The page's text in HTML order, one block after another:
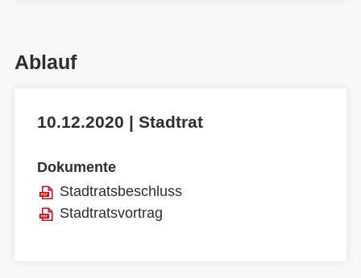
Ablauf
10.12.2020 | Stadtrat
Dokumente
Stadtratsbeschluss
Stadtratsvortrag